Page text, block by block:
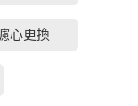
心更換